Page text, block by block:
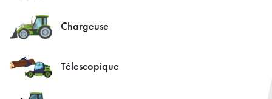
Chargeuse
Télescopique